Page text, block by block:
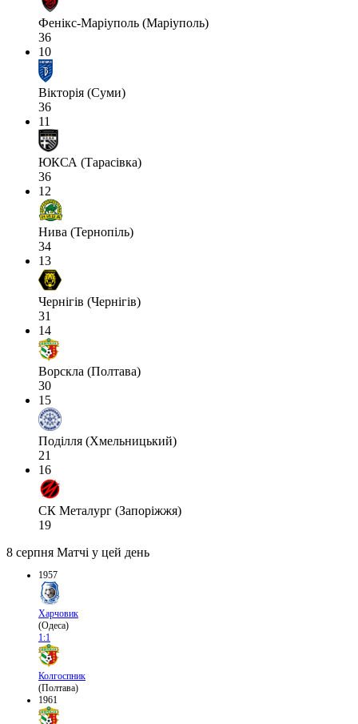
Фенікс-Маріуполь (Маріуполь)
36
10
Вікторія (Суми)
36
11
ЮКСА (Тарасівка)
36
12
Нива (Тернопіль)
34
13
Чернігів (Чернігів)
31
14
Ворскла (Полтава)
30
15
Поділля (Хмельницький)
21
16
СК Металург (Запоріжжя)
19
8 серпня Матчі у цей день
1957
Харчовик
(Одеса)
1:1
Колгоспник
(Полтава)
1961